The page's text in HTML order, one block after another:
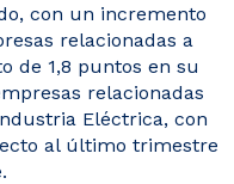
con un incremento
relacionadas a
de 1,8 puntos en su
relacionadas
Eléctrica, con
al último trimestre